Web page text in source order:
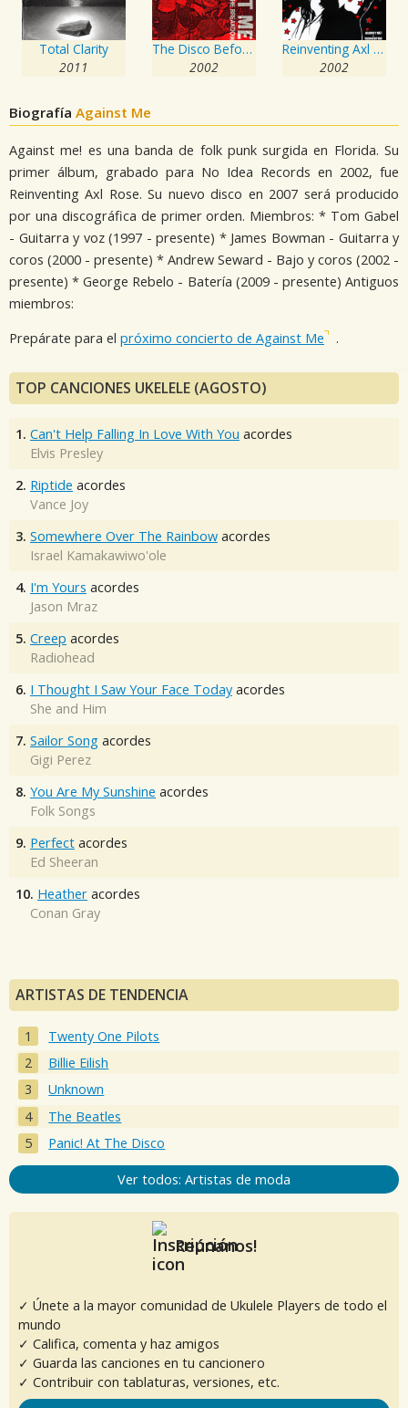
Total Clarity
2011
The Disco Before the Breakdown - EP
2002
Reinventing Axl Rose
2002
Biografía Against Me
Against me! es una banda de folk punk surgida en Florida. Su
primer álbum, grabado para No Idea Records en 2002, fue
Reinventing Axl Rose. Su nuevo disco en 2007 será producido
por una discográfica de primer orden. Miembros: * Tom Gabel
- Guitarra y voz (1997 - presente) * James Bowman - Guitarra y
coros (2000 - presente) * Andrew Seward - Bajo y coros (2002 -
presente) * George Rebelo - Batería (2009 - presente) Antiguos
miembros:
Prepárate para el próximo concierto de Against Me .
TOP CANCIONES UKELELE (AGOSTO)
1. Can't Help Falling In Love With You acordes
Elvis Presley
2. Riptide acordes
Vance Joy
3. Somewhere Over The Rainbow acordes
Israel Kamakawiwo'ole
4. I'm Yours acordes
Jason Mraz
5. Creep acordes
Radiohead
6. I Thought I Saw Your Face Today acordes
She and Him
7. Sailor Song acordes
Gigi Perez
8. You Are My Sunshine acordes
Folk Songs
9. Perfect acordes
Ed Sheeran
10. Heather acordes
Conan Gray
ARTISTAS DE TENDENCIA
Twenty One Pilots
Billie Eilish
Unknown
The Beatles
Panic! At The Disco
Ver todos: Artistas de moda
Reúnanos!
✓ Únete a la mayor comunidad de Ukulele Players de todo el
mundo
✓ Califica, comenta y haz amigos
✓ Guarda las canciones en tu cancionero
✓ Contribuir con tablaturas, versiones, etc.